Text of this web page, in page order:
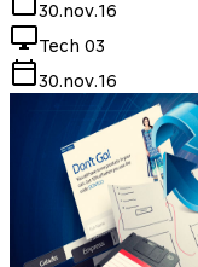
30.nov.16
Tech 03
30.nov.16